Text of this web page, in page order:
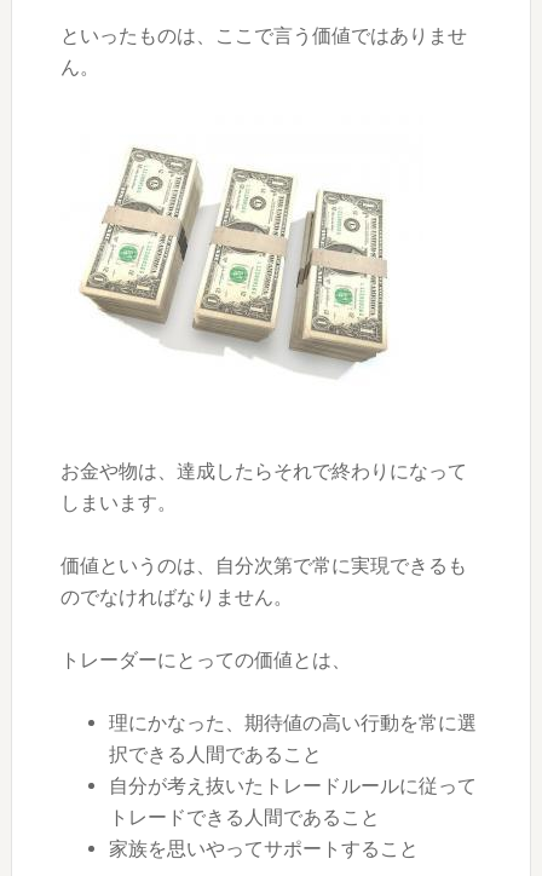
といったものは、ここで言う価値ではありませ
ん。
お金や物は、達成したらそれで終わりになって
しまいます。
価値というのは、自分次第で常に実現できるも
のでなければなりません。
トレーダーにとっての価値とは、
理にかなった、期待値の高い行動を常に選
択できる人間であること
自分が考え抜いたトレードルールに従って
トレードできる人間であること
家族を思いやってサポートすること